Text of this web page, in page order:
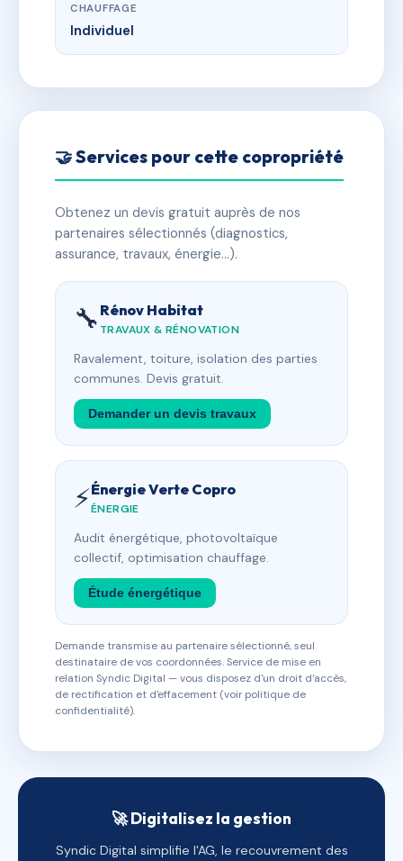
CHAUFFAGE
Individuel
🤝 Services pour cette copropriété
Obtenez un devis gratuit auprès de nos
partenaires sélectionnés (diagnostics,
assurance, travaux, énergie…).
🔧 Rénov Habitat
TRAVAUX & RÉNOVATION
Ravalement, toiture, isolation des parties
communes. Devis gratuit.
Demander un devis travaux
⚡Énergie Verte Copro
ÉNERGIE
Audit énergétique, photovoltaïque
collectif, optimisation chauffage.
Étude énergétique
Demande transmise au partenaire sélectionné, seul
destinataire de vos coordonnées. Service de mise en
relation Syndic Digital — vous disposez d'un droit d'accès,
de rectification et d'effacement (voir politique de
confidentialité).
🚀 Digitalisez la gestion
Syndic Digital simplifie l'AG, le recouvrement des